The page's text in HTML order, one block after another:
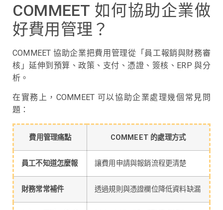
COMMEET 如何協助企業做
好費用管理？
COMMEET 協助企業把費用管理從「員工報銷與財務審
核」延伸到預算、政策、支付、憑證、簽核、ERP 與分
析。
在實務上，COMMEET 可以協助企業處理幾個常見問
題：
費用管理痛點 COMMEET 的處理方式
員工不知道怎麼報 讓費用申請與報銷流程更清楚
財務常常補件 透過規則與憑證欄位降低資料缺漏